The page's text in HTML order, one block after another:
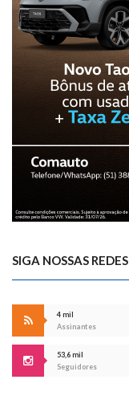
SIGA NOSSAS REDES
4 mil
Assinantes
53,6 mil
Seguidores